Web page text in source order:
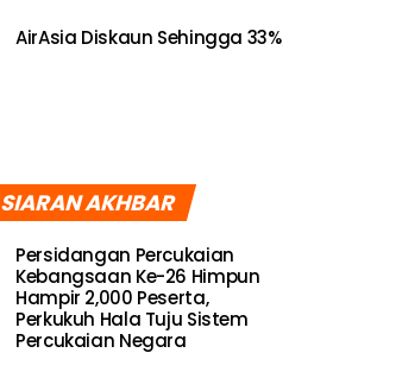
AirAsia Diskaun Sehingga 33%
SIARAN AKHBAR
Persidangan Percukaian
Kebangsaan Ke-26 Himpun
Hampir 2,000 Peserta,
Perkukuh Hala Tuju Sistem
Percukaian Negara